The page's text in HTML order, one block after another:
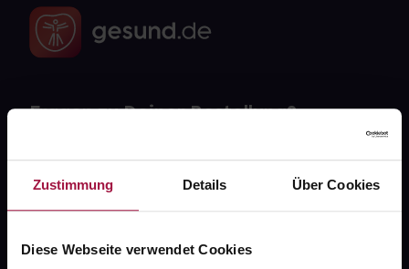
Zustimmung Details Über Cookies
Diese Webseite verwendet Cookies
Fragen zu Deiner Bestellung?
Kontakt
Widerrufsformular